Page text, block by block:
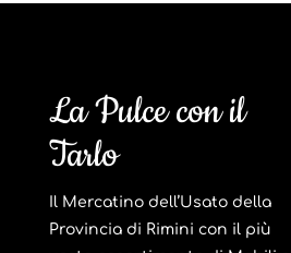
La Pulce con il
Tarlo
Il Mercatino dell’Usato della
Provincia di Rimini con il più